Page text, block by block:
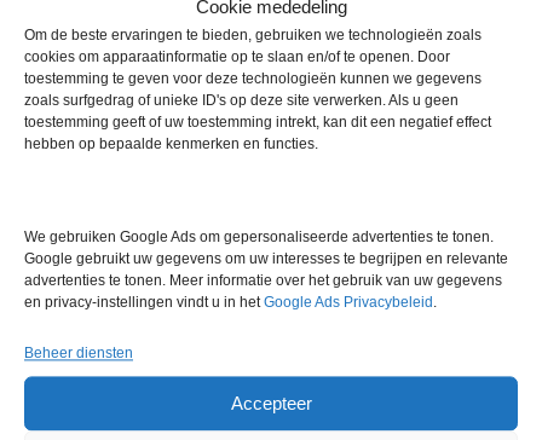
Cookie mededeling
Om de beste ervaringen te bieden, gebruiken we technologieën zoals
cookies om apparaatinformatie op te slaan en/of te openen. Door
toestemming te geven voor deze technologieën kunnen we gegevens
zoals surfgedrag of unieke ID's op deze site verwerken. Als u geen
toestemming geeft of uw toestemming intrekt, kan dit een negatief effect
hebben op bepaalde kenmerken en functies.
We gebruiken Google Ads om gepersonaliseerde advertenties te tonen.
Google gebruikt uw gegevens om uw interesses te begrijpen en relevante
advertenties te tonen. Meer informatie over het gebruik van uw gegevens
en privacy-instellingen vindt u in hetGoogle Ads Privacybeleid .
Beheer diensten
Accepteer
Bio-Rad ID-Centrifuge L
Centrifuge
2.295,00
AQS Manufacturing AQS 500
Microplate Shaker
Voorraad
Hoshizaki FM-80KE
Voorraad
Büchi R-205 Roteerverdamper